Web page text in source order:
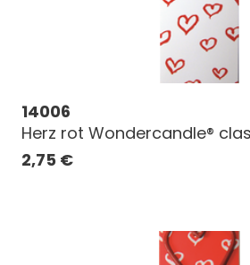
14006
Herz rot Wondercandle®
2,75 €